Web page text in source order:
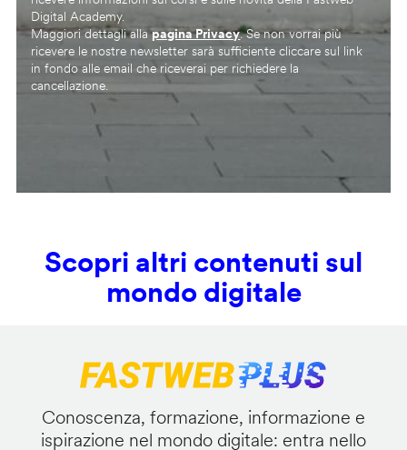
Digital Academy.
Maggiori dettagli allapagina Privacy. Se non vorrai più
ricevere le nostre newsletter sarà sufficiente cliccare sul link
in fondo alle email che riceverai per richiedere la
cancellazione.
Scopri altri contenuti sul
mondo digitale
Conoscenza, formazione, informazione e
ispirazione nel mondo digitale: entra nello